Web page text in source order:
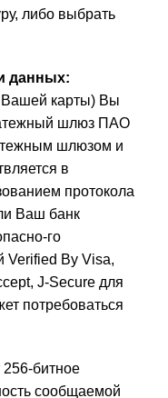
либо выбрать
данных:
Вашей карты) Вы
шлюз ПАО
шлюзом и
в
протокола
Ваш банк
го
Verified By Visa,
J-Secure для
потребоваться
битное
сообщаемой